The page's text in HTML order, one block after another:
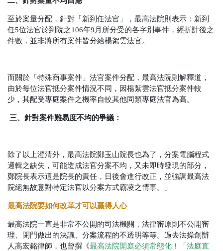
至於案量分配，針對「新到任法官」，最高法院則表示：新到
任5位法官於到院之106年9月所分受的各字別事件，經折計後之
件數，並非將所有案件皆分給楊絮雲法官。
而關於「特殊商事案件」法官案件分配，最高法院則解釋道，
由於每位法官抵分案件情況不同，因楊絮雲法官抵分案件較
少，其配受專庭案件之機率自較其他同類專庭法官為高。
三、針對案件難易度不均的爭議：
除了以上澄清外，最高法院鄭玉山院長也為了，分案電腦程式
邏輯之缺失，可能造成法官分案不均，又未即時發現的部分，
鄭院長表示這是院長的責任，日後會進行改正，並強調最高法
院絕無故意對特定法官以分案方式霸凌之情事。」
最高法院要如何改革才可以贏得人心
最高法院一直是非常不公開的司法機關，法律審原則不公開審
理、閉門做出的決議、分案流程的不透明等等。過去法操創辦
人高宏銘律師，也曾撰《最高法院開庭必須常態化！「法庭直